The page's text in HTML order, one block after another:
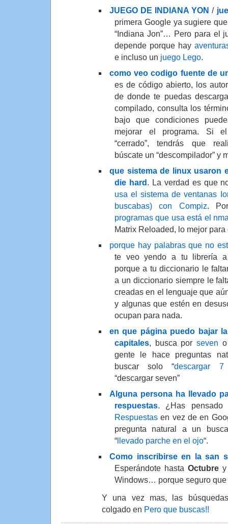
JUEGO DE INDIANA YON /
primera Google ya sugiere
“Indiana Jon”… Pero para el
depende porque hay
e incluso un juego Lego.
como veo codigo fuente de
es de código abierto, los
de donde te puedas
compilado, consulta los
bajo que condiciones
mejorar el programa. Si
“cerrado”, tendrás que
búscate un “descompilador” y
que sistema de linux usaron
die hard . La verdad es que
usa el sistema de ventanas
buscabas) con Compiz.
programas que usa está el
Matrix Reloaded, lo mejor
porque hay palabras que no
te veo yendo a tu librería a
porque a tu diccionario le
a un diccionario siempre le
creadas en el lenguaje que
y algunas que estén en
ocupan para nada.
en que página puedo bajar
capitales, busca por seven
gente le hace preguntas
buscar solo “descargar 7
“descargar seven”
Alguna persona ha llevado
respuestas. ¿Has
Respuestas en vez de en
pregunta natural a un
“ llevado parche en el ojo“.
Como inscribirse en la san
Esperándote hastaOctubre
Windows… porque seguro que
Y una vez mas, las
colgado en Pero que buscas!!